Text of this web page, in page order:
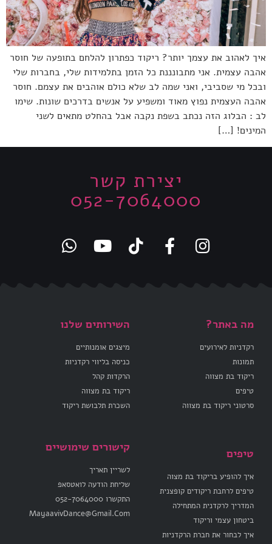
איך לאהוב את עצמך יותר? ריקוד כפתרון להלחם בתופעה של חוסר
אהבה עצמית. אני מתבונננת כל הזמן בתלמידות שלי, בחברות שלי
ובכל מי שסביבי, ואני שמה לב שלא כולם אוהבים את עצמם. חוסר
אהבה העצמית נפוץ מאוד ומשפיע על אנשים בדרכים שונות. שימו
לב : הבלוג הזה נכתב בשפת נקבה אבל בהחלט מתאים לשני
המינים! […]
יצירת קשר
052-7064000
מה באתר?
רקדניות לאירועים
תמונות
ריקוד בת מצווה
טיפים
סרטוני ריקוד בת מצווה
השירותים שלנו
מיצגים אומנותיים
כניסה בליווי רקדניות
הרקדות קהל
ריקוד בת מצווה
השכרת תלבושת ריקוד
טיפים
איך להופיע בריקוד בת מצוה
טיפים לרחבת ריקודים קופצנית
המדריך לרקדנית המתחילה
ביטחון עצמי וריקוד
איך לבחור את חברת הרקדניות
קישורים שימושיים
לשריין תאריך
שליחת הודעה לואטסאפ
התקשרו 052-7064000
MayaavivDance@Gmail.Com